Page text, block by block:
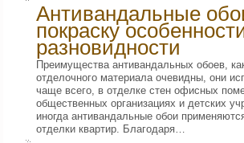
Антивандальные
покраску
разновидности
Преимущества антивандальных обоев,
отделочного материала очевидны, они
чаще всего, в отделке стен офисных
общественных организациях и детских
иногда антивандальные обои
отделки квартир. Благодаря…